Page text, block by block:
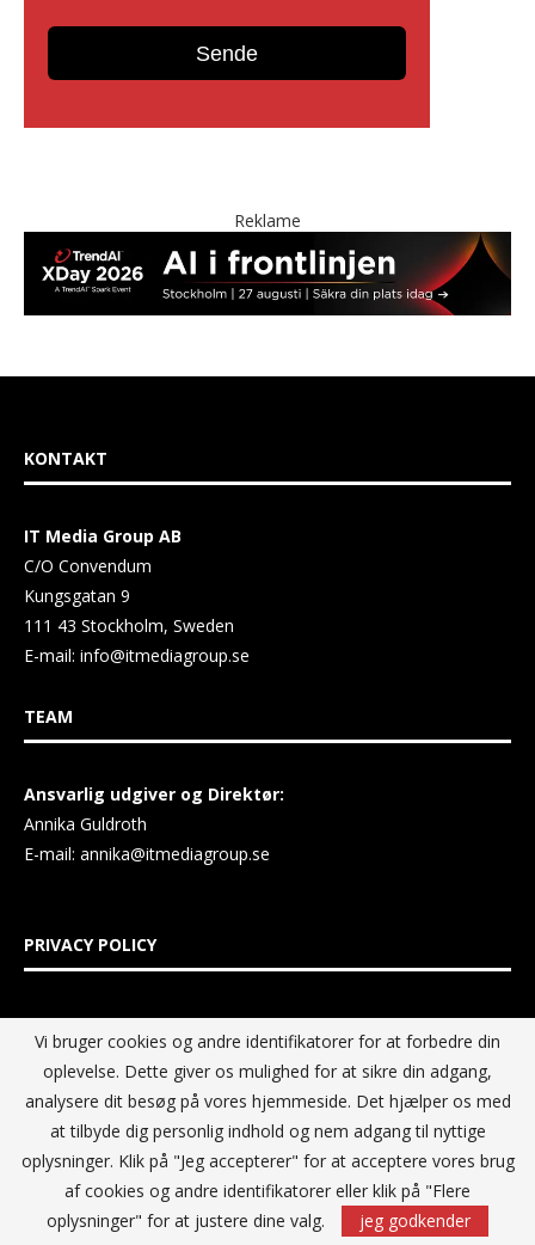
Reklame
KONTAKT
IT Media Group AB
C/O Convendum
Kungsgatan 9
111 43 Stockholm, Sweden
E-mail: info@itmediagroup.se
TEAM
Ansvarlig udgiver og Direktør:
Annika Guldroth
E-mail: annika@itmediagroup.se
PRIVACY POLICY
IT MEDIA GROUP Data Privacy Policy
Vi bruger cookies og andre identifikatorer for at forbedre din
oplevelse. Dette giver os mulighed for at sikre din adgang,
analysere dit besøg på vores hjemmeside. Det hjælper os med
at tilbyde dig personlig indhold og nem adgang til nyttige
oplysninger. Klik på "Jeg accepterer" for at acceptere vores brug
af cookies og andre identifikatorer eller klik på "Flere
oplysninger" for at justere dine valg.
jeg godkender